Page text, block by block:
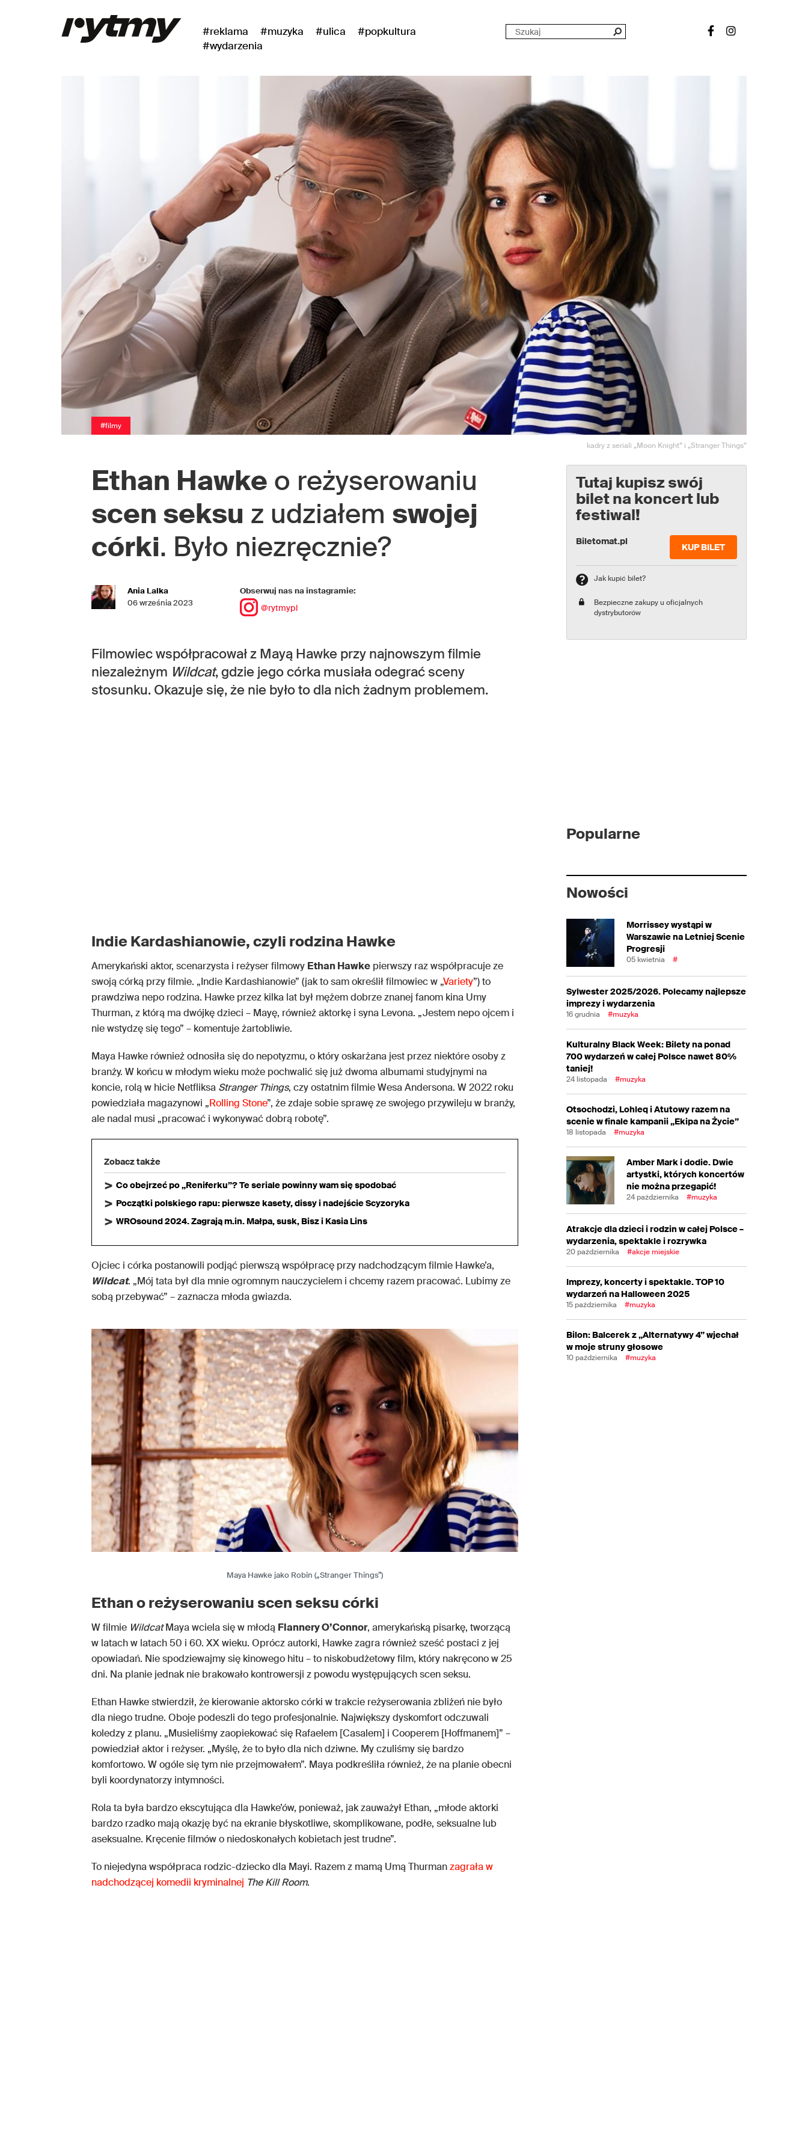
#reklama #muzyka #ulica
#popkultura
#wydarzenia
#filmy
kadry z seriali „Moon Knight” i „Stranger Things”
Ethan Hawke o reżyserowaniu
scen seksu z udziałem swojej
córki. Było niezręcznie?
Ania Lalka
06 września 2023
Obserwuj nas na instagramie:
@rytmypl
Filmowiec współpracował z Mayą Hawke przy najnowszym filmie
niezależnym Wildcat, gdzie jego córka musiała odegrać sceny
stosunku. Okazuje się, że nie było to dla nich żadnym problemem.
Indie Kardashianowie, czyli rodzina Hawke
Amerykański aktor, scenarzysta i reżyser filmowy Ethan Hawke pierwszy raz współpracuje ze
swoją córką przy filmie. „Indie Kardashianowie” (jak to sam określił filmowiec w „Variety”) to
prawdziwa nepo rodzina. Hawke przez kilka lat był mężem dobrze znanej fanom kina Umy
Thurman, z którą ma dwójkę dzieci – Mayę, również aktorkę i syna Levona. „Jestem nepo ojcem i
nie wstydzę się tego” – komentuje żartobliwie.
Maya Hawke również odnosiła się do nepotyzmu, o który oskarżana jest przez niektóre osoby z
branży. W końcu w młodym wieku może pochwalić się już dwoma albumami studyjnymi na
koncie, rolą w hicie Netfliksa Stranger Things, czy ostatnim filmie Wesa Andersona. W 2022 roku
powiedziała magazynowi „Rolling Stone”, że zdaje sobie sprawę ze swojego przywileju w branży,
ale nadal musi „pracować i wykonywać dobrą robotę”.
Zobacz także
Co obejrzeć po „Reniferku”? Te seriale powinny wam się spodobać
Początki polskiego rapu: pierwsze kasety, dissy i nadejście Scyzoryka
WROsound 2024. Zagrają m.in. Małpa, susk, Bisz i Kasia Lins
Ojciec i córka postanowili podjąć pierwszą współpracę przy nadchodzącym filmie Hawke’a,
Wildcat. „Mój tata był dla mnie ogromnym nauczycielem i chcemy razem pracować. Lubimy ze
sobą przebywać” – zaznacza młoda gwiazda.
Maya Hawke jako Robin („Stranger Things”)
Ethan o reżyserowaniu scen seksu córki
W filmie WildcatMaya wciela się w młodą Flannery O’Connor, amerykańską pisarkę, tworzącą
w latach w latach 50 i 60. XX wieku. Oprócz autorki, Hawke zagra również sześć postaci z jej
opowiadań. Nie spodziewajmy się kinowego hitu – to niskobudżetowy film, który nakręcono w 25
dni. Na planie jednak nie brakowało kontrowersji z powodu występujących scen seksu.
Ethan Hawke stwierdził, że kierowanie aktorsko córki w trakcie reżyserowania zbliżeń nie było
dla niego trudne. Oboje podeszli do tego profesjonalnie. Największy dyskomfort odczuwali
koledzy z planu. „Musieliśmy zaopiekować się Rafaelem [Casalem] i Cooperem [Hoffmanem]” –
powiedział aktor i reżyser. „Myślę, że to było dla nich dziwne. My czuliśmy się bardzo
komfortowo. W ogóle się tym nie przejmowałem”. Maya podkreśliła również, że na planie obecni
byli koordynatorzy intymności.
Rola ta była bardzo ekscytująca dla Hawke’ów, ponieważ, jak zauważył Ethan, „młode aktorki
bardzo rzadko mają okazję być na ekranie błyskotliwe, skomplikowane, podłe, seksualne lub
aseksualne. Kręcenie filmów o niedoskonałych kobietach jest trudne”.
To niejedyna współpraca rodzic-dziecko dla Mayi. Razem z mamą Umą Thurmanzagrała w
nadchodzącej komedii kryminalnej The Kill Room.
Tutaj kupisz swój
bilet na koncert lub
festiwal!
Biletomat.pl
KUP BILET
Jak kupić bilet?
Bezpieczne zakupy u oficjalnych
dystrybutorów
Popularne
Nowości
Morrissey wystąpi w
Warszawie na Letniej Scenie
Progresji
05 kwietnia #
Sylwester 2025/2026. Polecamy najlepsze
imprezy i wydarzenia
16 grudnia #muzyka
Kulturalny Black Week: Bilety na ponad
700 wydarzeń w całej Polsce nawet 80%
taniej!
24 listopada #muzyka
Otsochodzi, Lohleq i Atutowy razem na
scenie w finale kampanii „Ekipa na Życie”
18 listopada #muzyka
Amber Mark i dodie. Dwie
artystki, których koncertów
nie można przegapić!
24 października #muzyka
Atrakcje dla dzieci i rodzin w całej Polsce –
wydarzenia, spektakle i rozrywka
20 października #akcje miejskie
Imprezy, koncerty i spektakle. TOP 10
wydarzeń na Halloween 2025
15 października #muzyka
Bilon: Balcerek z „Alternatywy 4” wjechał
w moje struny głosowe
10 października #muzyka